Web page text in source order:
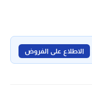
الاطلاع على الفروض